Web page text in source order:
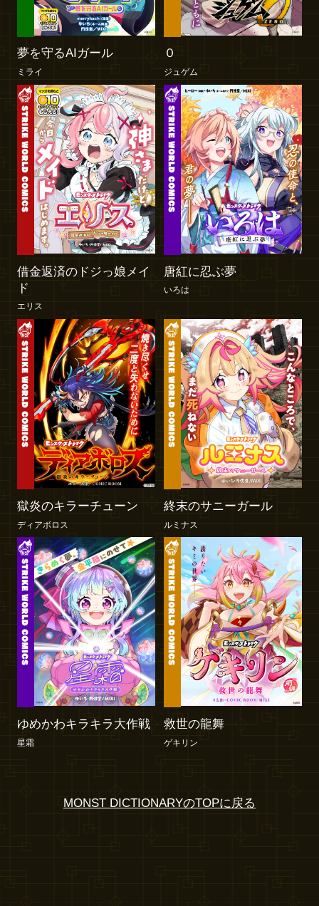
夢を守るAIガール
ミライ
０
ジュゲム
借金返済のドジっ娘メイ
ド
エリス
唐紅に忍ぶ夢
いろは
獄炎のキラーチューン
ディアボロス
終末のサニーガール
ルミナス
ゆめかわキラキラ大作戦
星霜
救世の龍舞
ゲキリン
MONST DICTIONARYのTOPに戻る